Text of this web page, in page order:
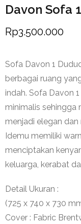
Davon Sofa
Rp3.500.000
Sofa Davon 1
berbagai ruang
indah. Sofa Davon
minimalis sehingga
menjadi elegan
Idemu memiliki
menciptakan
keluarga, kerabat
Detail Ukuran :
(725 x 740 x 730
Cover : Fabric